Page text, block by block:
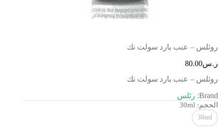
روثلس – عنب بارد سولت نك
ر.س80.00
روثلس – عنب بارد سولت نك
Brand: رثلس
الحجم: 30ml
30ml